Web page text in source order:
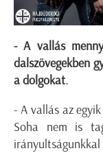
- A vallás
dalszövegekben
a dolgokat.
- A vallás az
Soha nem is